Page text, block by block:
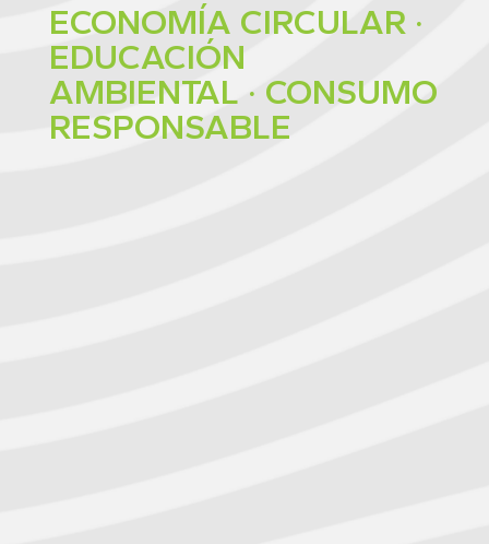
ECONOMÍA CIRCULAR ·
EDUCACIÓN
AMBIENTAL · CONSUMO
RESPONSABLE